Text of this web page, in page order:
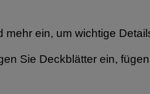
ein, um wichtige
Sie Deckblätter ein,